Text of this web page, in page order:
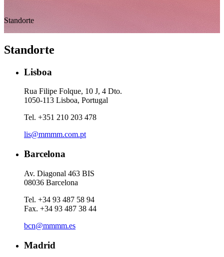
Standorte
Standorte
Lisboa
Rua Filipe Folque, 10 J, 4 Dto.
1050-113 Lisboa, Portugal
Tel. +351 210 203 478
lis@mmmm.com.pt
Barcelona
Av. Diagonal 463 BIS
08036 Barcelona
Tel. +34 93 487 58 94
Fax. +34 93 487 38 44
bcn@mmmm.es
Madrid